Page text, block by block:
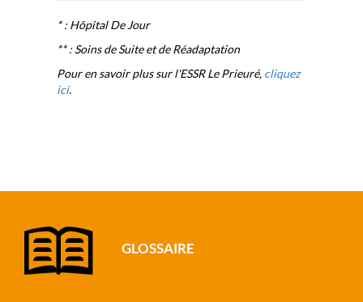
* : Hôpital De Jour
** : Soins de Suite et de Réadaptation
Pour en savoir plus sur l'ESSR Le Prieuré, cliquez
ici.
GLOSSAIRE